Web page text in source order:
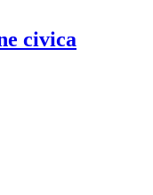
civica